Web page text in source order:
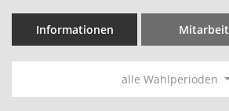
Informationen Mitarbeit
alle Wahlperioden